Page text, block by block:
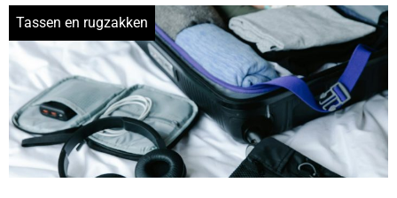
Tassen en rugzakken